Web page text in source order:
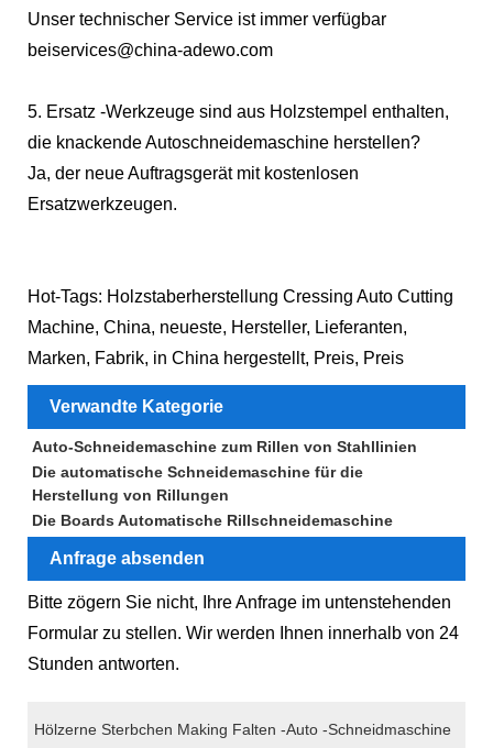
Unser technischer Service ist immer verfügbar
beiservices@china-adewo.com
5. Ersatz -Werkzeuge sind aus Holzstempel enthalten,
die knackende Autoschneidemaschine herstellen?
Ja, der neue Auftragsgerät mit kostenlosen
Ersatzwerkzeugen.
Hot-Tags: Holzstaberherstellung Cressing Auto Cutting
Machine, China, neueste, Hersteller, Lieferanten,
Marken, Fabrik, in China hergestellt, Preis, Preis
Verwandte Kategorie
Auto-Schneidemaschine zum Rillen von Stahllinien
Die automatische Schneidemaschine für die
Herstellung von Rillungen
Die Boards Automatische Rillschneidemaschine
Anfrage absenden
Bitte zögern Sie nicht, Ihre Anfrage im untenstehenden
Formular zu stellen. Wir werden Ihnen innerhalb von 24
Stunden antworten.